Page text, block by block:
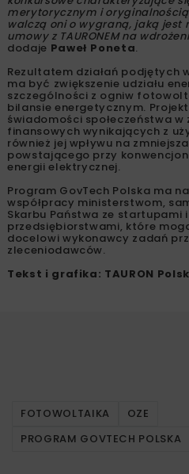
prototyp aplikacji. Oceniana
intuicyjność projektu
narzędzia w zakresie
dachu nieruchomości oraz
wdrożeniu.
– Liczymy, że zwycięskie
efekcie wpłynie na zwiększenie
prywatnych nieruchomościach.
również do zwiększenia
powiedziałPaweł Poneta, p.o.
badań i rozwoju w TAURON
którzy przeszli do ostatniego
konkursowe charakteryzujące
merytorycznym i oryginalnością
umowy z TAURONEM na
dodajePaweł Poneta.
Rezultatem działań podjętych
ma być zwiększenie udziału
szczególności z ogniw
świadomości społeczeństwa w
zleceniodawców.
Tekst i grafika: TAURON